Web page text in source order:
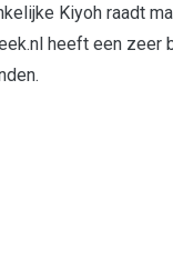
Kiyoh raadt
heeft een